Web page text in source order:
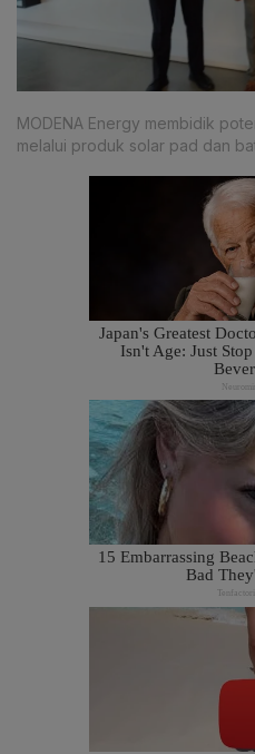
MODENA Energy membidik
melalui produk solar pad dan